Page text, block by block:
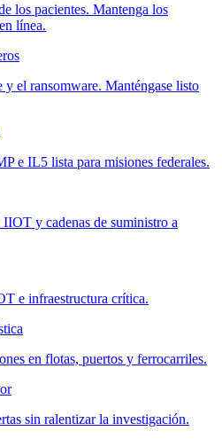
los pacientes. Mantenga los
línea.
y el ransomware. Manténgase listo
e IL5 lista para misiones federales.
y cadenas de suministro a
e infraestructura crítica.
en flotas, puertos y ferrocarriles.
sin ralentizar la investigación.